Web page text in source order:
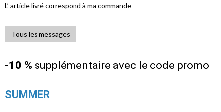
L’ article livré correspond à ma commande
Tous les messages
-10 % supplémentaire avec le code promo
SUMMER